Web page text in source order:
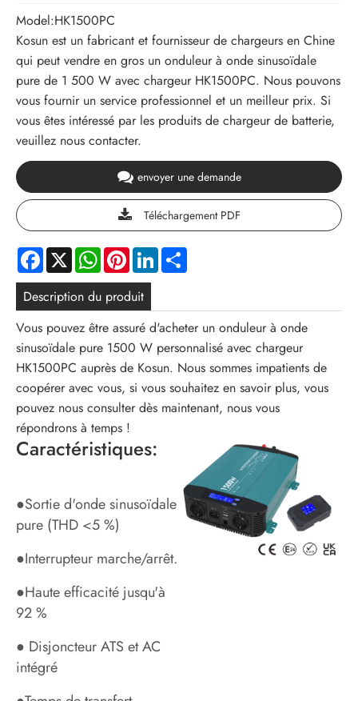
Model:HK1500PC
Kosun est un fabricant et fournisseur de chargeurs en Chine
qui peut vendre en gros un onduleur à onde sinusoïdale
pure de 1 500 W avec chargeur HK1500PC. Nous pouvons
vous fournir un service professionnel et un meilleur prix. Si
vous êtes intéressé par les produits de chargeur de batterie,
veuillez nous contacter.
envoyer une demande
Téléchargement PDF
Facebook
X WhatsApp
PinterestLinkedIn
Description du produit
Vous pouvez être assuré d'acheter un onduleur à onde
sinusoïdale pure 1500 W personnalisé avec chargeur
HK1500PC auprès de Kosun. Nous sommes impatients de
coopérer avec vous, si vous souhaitez en savoir plus, vous
pouvez nous consulter dès maintenant, nous vous
répondrons à temps !
Caractéristiques:
●Sortie d'onde sinusoïdale
pure (THD <5 %)
●Interrupteur marche/arrêt.
●Haute efficacité jusqu'à
92 %
● Disjoncteur ATS et AC
intégré